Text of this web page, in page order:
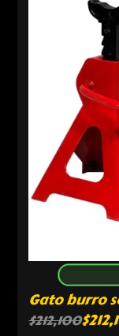
Gato burro
$212,100$